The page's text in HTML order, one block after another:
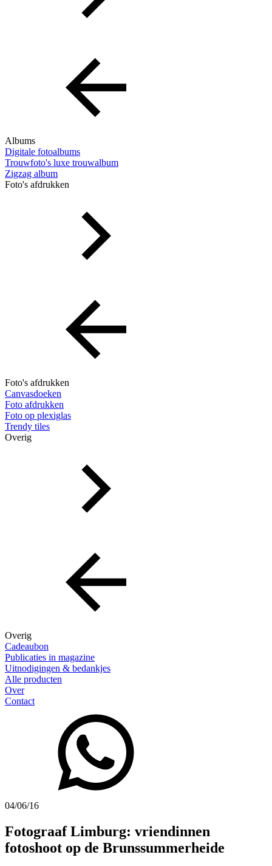
Albums
Digitale fotoalbums
Trouwfoto's luxe trouwalbum
Zigzag album
Foto's afdrukken
Foto's afdrukken
Canvasdoeken
Foto afdrukken
Foto op plexiglas
Trendy tiles
Overig
Overig
Cadeaubon
Publicaties in magazine
Uitnodigingen & bedankjes
Alle producten
Over
Contact
04/06/16
Fotograaf Limburg: vriendinnen
fotoshoot op de Brunssummerheide